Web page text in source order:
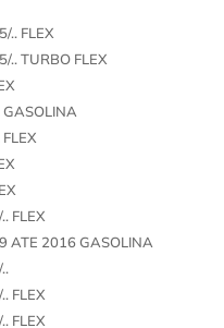
.. FLEX
.. TURBO FLEX
GASOLINA
FLEX
ATE 2016 GASOLINA
FLEX
FLEX